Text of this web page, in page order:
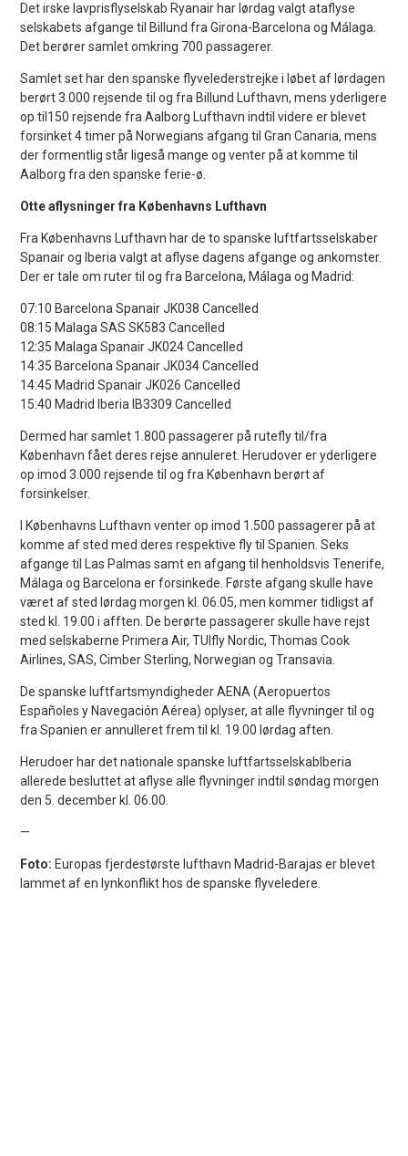
Det irske lavprisflyselskab Ryanair har lørdag valgt ataflyse
selskabets afgange til Billund fra Girona-Barcelona og Málaga.
Det berører samlet omkring 700 passagerer.
Samlet set har den spanske flyvelederstrejke i løbet af lørdagen
berørt 3.000 rejsende til og fra Billund Lufthavn, mens yderligere
op til150 rejsende fra Aalborg Lufthavn indtil videre er blevet
forsinket 4 timer på Norwegians afgang til Gran Canaria, mens
der formentlig står ligeså mange og venter på at komme til
Aalborg fra den spanske ferie-ø.
Otte aflysninger fra Københavns Lufthavn
Fra Københavns Lufthavn har de to spanske luftfartsselskaber
Spanair og Iberia valgt at aflyse dagens afgange og ankomster.
Der er tale om ruter til og fra Barcelona, Málaga og Madrid:
07:10 Barcelona Spanair JK038 Cancelled
08:15 Malaga SAS SK583 Cancelled
12:35 Malaga Spanair JK024 Cancelled
14:35 Barcelona Spanair JK034 Cancelled
14:45 Madrid Spanair JK026 Cancelled
15:40 Madrid Iberia IB3309 Cancelled
Dermed har samlet 1.800 passagerer på rutefly til/fra
København fået deres rejse annuleret. Herudover er yderligere
op imod 3.000 rejsende til og fra København berørt af
forsinkelser.
I Københavns Lufthavn venter op imod 1.500 passagerer på at
komme af sted med deres respektive fly til Spanien. Seks
afgange til Las Palmas samt en afgang til henholdsvis Tenerife,
Málaga og Barcelona er forsinkede. Første afgang skulle have
været af sted lørdag morgen kl. 06.05, men kommer tidligst af
sted kl. 19.00 i afften. De berørte passagerer skulle have rejst
med selskaberne Primera Air, TUIfly Nordic, Thomas Cook
Airlines, SAS, Cimber Sterling, Norwegian og Transavia.
De spanske luftfartsmyndigheder AENA (Aeropuertos
Españoles y Navegación Aérea) oplyser, at alle flyvninger til og
fra Spanien er annulleret frem til kl. 19.00 lørdag aften.
Herudoer har det nationale spanske luftfartsselskabIberia
allerede besluttet at aflyse alle flyvninger indtil søndag morgen
den 5. december kl. 06.00.
—
Foto: Europas fjerdestørste lufthavn Madrid-Barajas er blevet
lammet af en lynkonflikt hos de spanske flyveledere.